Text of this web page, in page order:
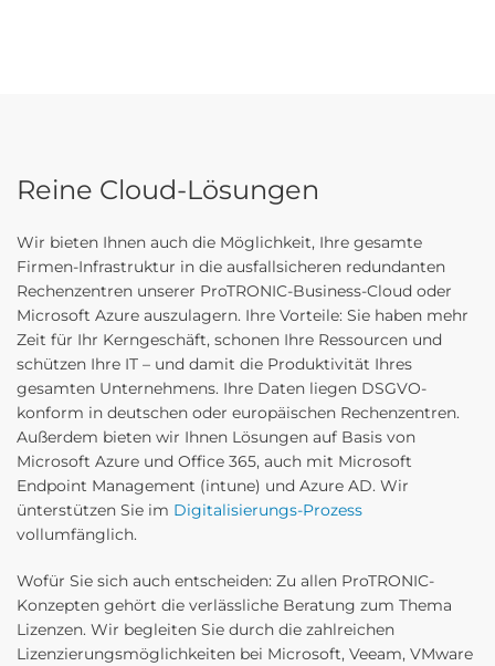
Reine Cloud-Lösungen
Wir bieten Ihnen auch die Möglichkeit, Ihre gesamte
Firmen-Infrastruktur in die ausfallsicheren redundanten
Rechenzentren unserer ProTRONIC-Business-Cloud oder
Microsoft Azure auszulagern. Ihre Vorteile: Sie haben mehr
Zeit für Ihr Kerngeschäft, schonen Ihre Ressourcen und
schützen Ihre IT – und damit die Produktivität Ihres
gesamten Unternehmens. Ihre Daten liegen DSGVO-
konform in deutschen oder europäischen Rechenzentren.
Außerdem bieten wir Ihnen Lösungen auf Basis von
Microsoft Azure und Office 365, auch mit Microsoft
Endpoint Management (intune) und Azure AD. Wir
ünterstützen Sie im Digitalisierungs-Prozess
vollumfänglich.
Wofür Sie sich auch entscheiden: Zu allen ProTRONIC-
Konzepten gehört die verlässliche Beratung zum Thema
Lizenzen. Wir begleiten Sie durch die zahlreichen
Lizenzierungsmöglichkeiten bei Microsoft, Veeam, VMware